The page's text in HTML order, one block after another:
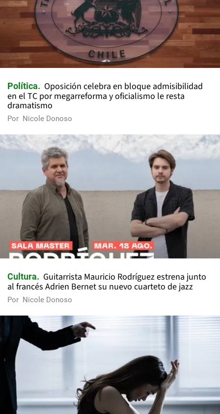
Política
Oposición celebra en bloque admisibilidad
en el TC por megarreforma y oficialismo le resta
dramatismo
Por Nicole Donoso
Cultura
Guitarrista Mauricio Rodríguez estrena junto
al francés Adrien Bernet su nuevo cuarteto de jazz
Por Nicole Donoso